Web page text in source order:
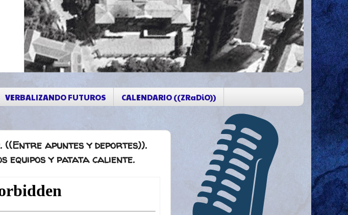
VERBALIZANDO FUTUROS CALENDARIO ((ZRaDiO))
((Entre apuntes y deportes)).
equipos y patata caliente.